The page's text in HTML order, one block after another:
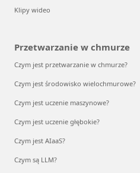
Klipy wideo
Przetwarzanie w chmurze
Czym jest przetwarzanie w chmurze?
Czym jest środowisko wielochmurowe?
Czym jest uczenie maszynowe?
Czym jest uczenie głębokie?
Czym jest AIaaS?
Czym są LLM?